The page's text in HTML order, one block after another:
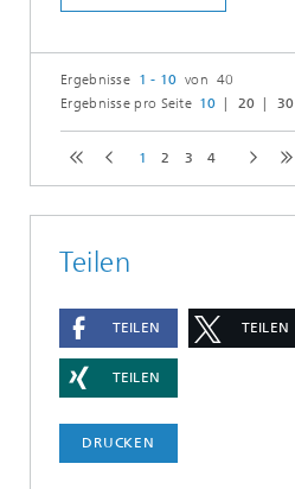
Ergebnisse 1 - 10 von 40
Ergebnisse pro Seite 10 20 30
1 2 3 4
Teilen
TEILEN TEILEN
TEILEN
DRUCKEN